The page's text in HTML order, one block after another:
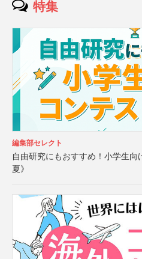
特集
編集部セレクト
自由研究にもおすすめ！小学生
夏》